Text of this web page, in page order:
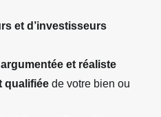
et d’investisseurs
et réaliste
qualifiée de votre bien ou